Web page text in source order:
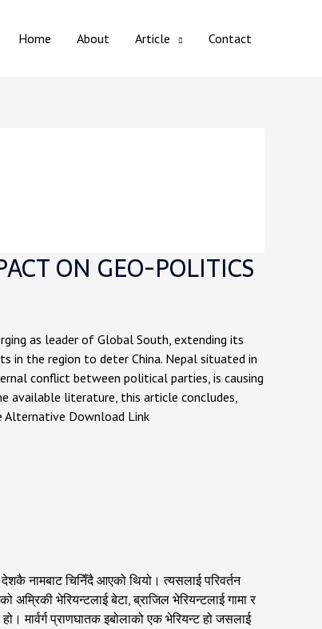
Home About Article Contact
ON GEO-POLITICS
as leader of Global South, extending its
in the region to deter China. Nepal situated in
conflict between political parties, is causing
available literature, this article concludes,
Alternative Download Link
नामबाट चिनिँदै आएको थियो। त्यसलाई परिवर्तन
भेरियन्टलाई बेटा, ब्राजिल भेरियन्टलाई गामा र
मार्वर्ग प्राणघातक इबोलाको एक भेरियन्ट हो जसलाई